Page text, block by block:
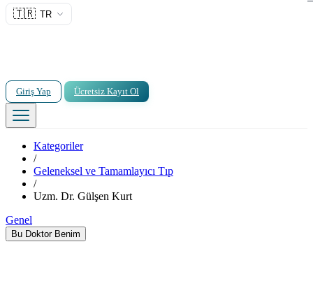
🇹🇷 TR
Giriş Yap Ücretsiz Kayıt Ol
Kategoriler
/
Geleneksel ve Tamamlayıcı Tıp
/
Uzm. Dr. Gülşen Kurt
Genel
Bu Doktor Benim